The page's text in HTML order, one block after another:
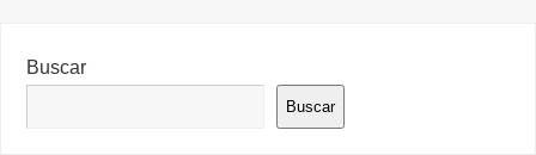
Buscar
Buscar